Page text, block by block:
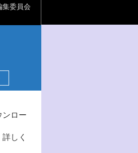
集委員会
ンロー
しく